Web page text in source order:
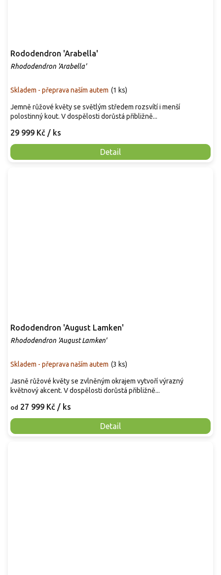
Rododendron 'Arabella'
Rhododendron 'Arabella'
Skladem - přeprava naším autem (1 ks)
29 999 Kč / ks
Detail
Jemně růžové květy se světlým středem rozsvítí i menší
polostinný kout. V dospělosti dorůstá přibližně...
Rododendron 'August Lamken'
Rhododendron 'August Lamken'
Skladem - přeprava naším autem (3 ks)
od 27 999 Kč / ks
Detail
Jasně růžové květy se zvlněným okrajem vytvoří výrazný
květnový akcent. V dospělosti dorůstá přibližně...